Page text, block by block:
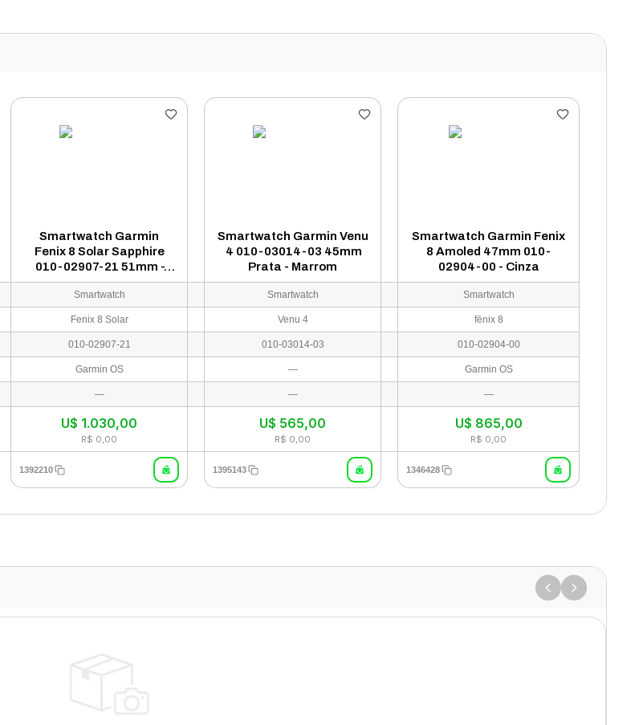
Smartwatch Garmin
Fenix 8 Solar Sapphire
010-02907-21 51mm -
Titânio Amarelo
Smartwatch Garmin Venu
4 010-03014-03 45mm
Prata - Marrom
Smartwatch Garmin Fenix
8 Amoled 47mm 010-
02904-00 - Cinza
Smartwatch Smartwatch Smartwatch
Fenix 8 Solar Venu 4 fēnix 8
010-02907-21 010-03014-03 010-02904-00
Garmin OS — Garmin OS
— — —
U$ 1.030,00
R$ 0,00
U$ 565,00
R$ 0,00
U$ 865,00
R$ 0,00
1392210 1395143 1346428